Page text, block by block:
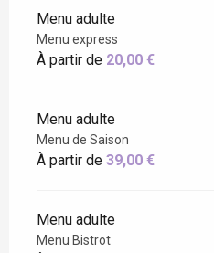
Menu adulte
Menu express
À partir de 20,00 €
Menu adulte
Menu de Saison
À partir de 39,00 €
Menu adulte
Menu Bistrot